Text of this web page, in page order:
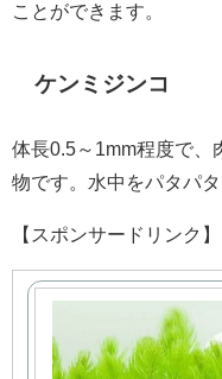
ことができます。
ケンミジンコ
体長0.5～1mm程度で、
物です。水中をパタパ
【スポンサードリンク】